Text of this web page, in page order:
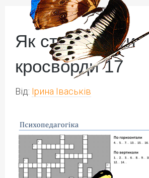
Як створювати
кросворди 17
Від: Ірина Іваськів